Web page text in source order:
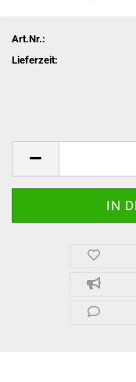
Art.Nr.:
Lieferzeit: